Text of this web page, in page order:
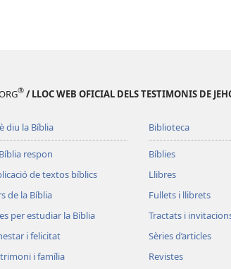
® / LLOC WEB OFICIAL DELS TESTIMONIS DE
diu la Bíblia
respon
de textos bíblics
de la Bíblia
per estudiar la Bíblia
i felicitat
i família
Biblioteca
Bíblies
Llibres
Fullets i llibrets
Tractats i
Sèries d’articles
Revistes